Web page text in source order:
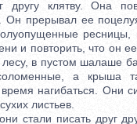
другу клятву. Она
Он прерывал ее
и повторить, что он
лесу, в пустом шалаше
а крыша
нагибаться. Они
листьев.
стали писать друг